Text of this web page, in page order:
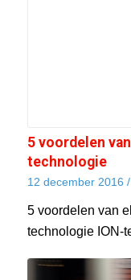
5 voordelen
technologie
12 december 2016 /
5 voordelen van
technologie ION-